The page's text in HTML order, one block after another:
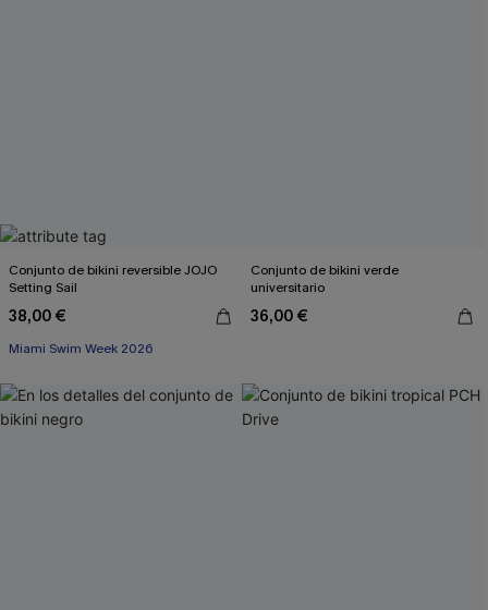
Conjunto de bikini reversible JOJO
Setting Sail
38,00 €
Miami Swim Week 2026
Conjunto de bikini verde
universitario
36,00 €